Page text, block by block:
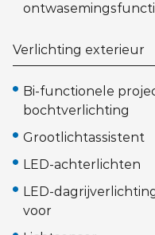
Verlichting exterieur
Bi-functionele
bochtverlichting
Grootlichtassistent
LED-achterlichten
LED-
voor